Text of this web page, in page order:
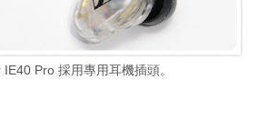
Pro 採用專用耳機插頭。